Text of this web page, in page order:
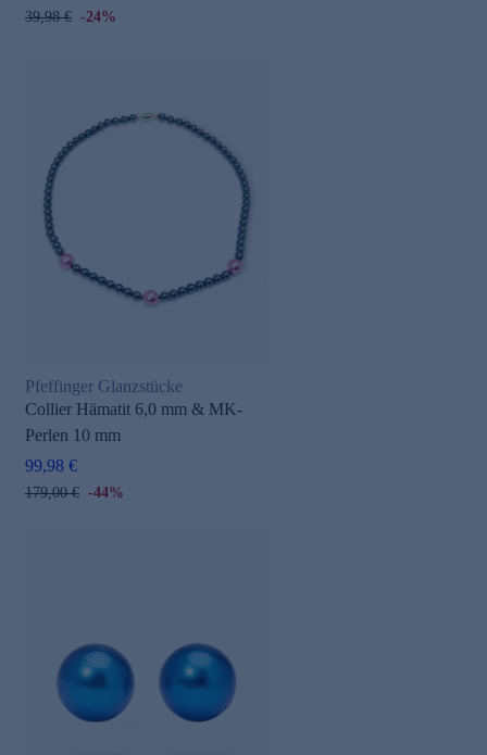
39,98 € -24%
Pfeffinger Glanzstücke
Collier Hämatit 6,0 mm & MK-
Perlen 10 mm
99,98 €
179,00 € -44%